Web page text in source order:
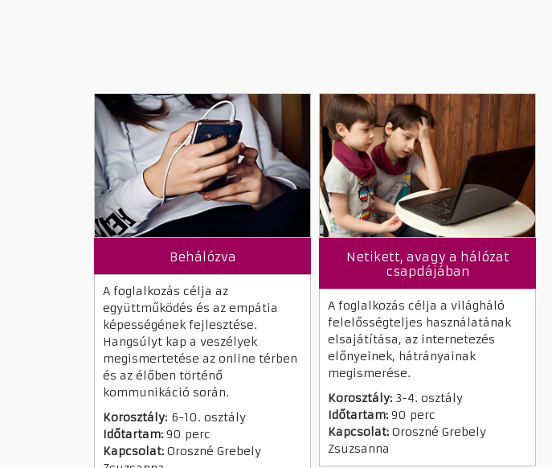
Behálózva
A foglalkozás célja az
együttműködés és az empátia
képességének fejlesztése.
Hangsúlyt kap a veszélyek
megismertetése az online térben
és az élőben történő
kommunikáció során.
Korosztály: 6-10. osztály
Időtartam: 90 perc
Kapcsolat: Oroszné Grebely
Netikett, avagy a hálózat
csapdájában
A foglalkozás célja a világháló
felelősségteljes használatának
elsajátítása, az internetezés
előnyeinek, hátrányainak
megismerése.
Korosztály: 3-4. osztály
Időtartam: 90 perc
Kapcsolat: Oroszné Grebely
Zsuzsanna